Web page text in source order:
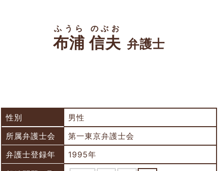
布浦 信夫
ふうら のぶお
弁護士
性別
男性
所属弁護士会
第一東京弁護士会
弁護士登録年
1995年